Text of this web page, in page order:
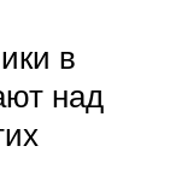
в
над